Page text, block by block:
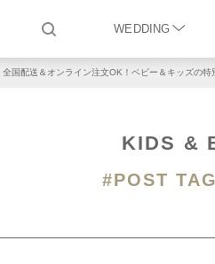
WEDDING
全国配送＆オンライン注文OK！ベビー＆キッズの
KIDS &
#POST